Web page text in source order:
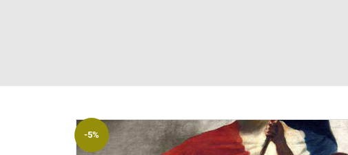
Catalogo di Scienze
Riviste
-5%